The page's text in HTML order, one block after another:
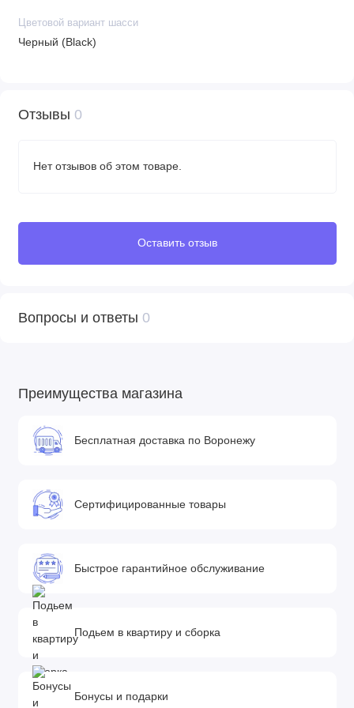
Цветовой вариант шасси
Черный (Black)
Отзывы 0
Нет отзывов об этом товаре.
Оставить отзыв
Вопросы и ответы 0
Преимущества магазина
Бесплатная доставка по Воронежу
Сертифицированные товары
Быстрое гарантийное обслуживание
Подьем в квартиру и сборка
Бонусы и подарки